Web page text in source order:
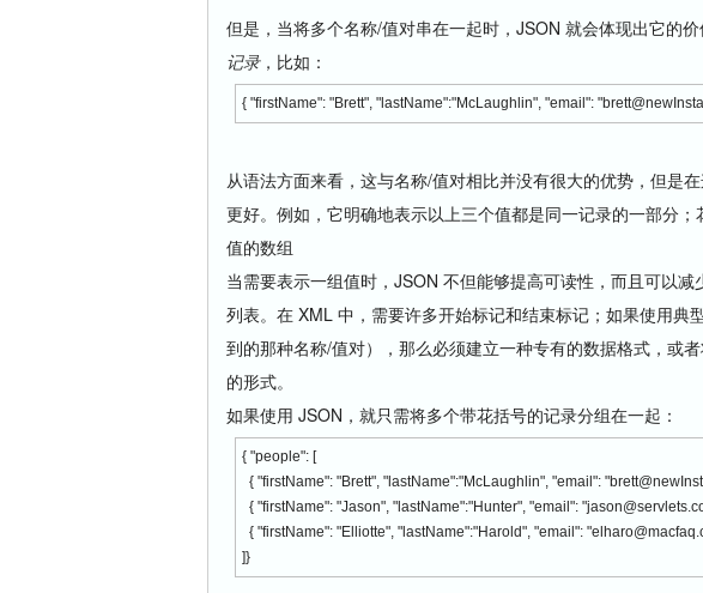
但是，当将多个名称/值对串在一起时，JSON 就会体现出它的
记录，比如：
{ "firstName": "Brett", "lastName":"McLaughlin", "email":
从语法方面来看，这与名称/值对相比并没有很大的优势，但是
更好。例如，它明确地表示以上三个值都是同一记录的一部分；
值的数组
当需要表示一组值时，JSON 不但能够提高可读性，而且可以
列表。在 XML 中，需要许多开始标记和结束标记；如果使用典
到的那种名称/值对），那么必须建立一种专有的数据格式，或
的形式。
如果使用 JSON，就只需将多个带花括号的记录分组在一起：
{ "people": [
{ "firstName": "Brett", "lastName":"McLaughlin", "email":
{ "firstName": "Jason", "lastName":"Hunter", "email":
{ "firstName": "Elliotte", "lastName":"Harold", "email":
]}